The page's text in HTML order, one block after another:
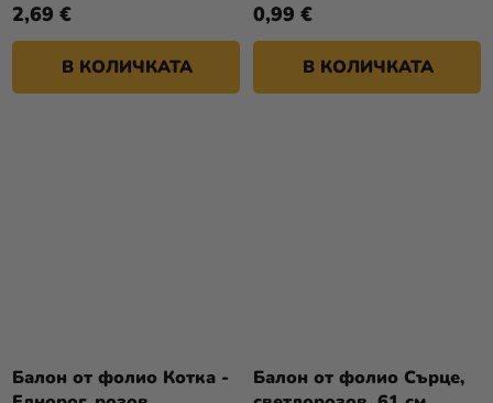
2,69 €
В КОЛИЧКАТА
0,99 €
В КОЛИЧКАТА
Балон от фолио Котка -
Балон от фолио Сърце,